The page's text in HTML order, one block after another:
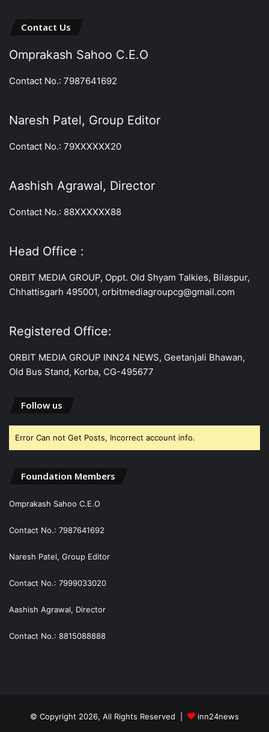
Contact Us
Omprakash Sahoo C.E.O
Contact No.: 7987641692
Naresh Patel, Group Editor
Contact No.: 79XXXXXX20
Aashish Agrawal, Director
Contact No.: 88XXXXXX88
Head Office :
ORBIT MEDIA GROUP, Oppt. Old Shyam Talkies, Bilaspur,
Chhattisgarh 495001, orbitmediagroupcg@gmail.com
Registered Office:
ORBIT MEDIA GROUP INN24 NEWS, Geetanjali Bhawan,
Old Bus Stand, Korba, CG-495677
Follow us
Error Can not Get Posts, Incorrect account info.
Foundation Members
Omprakash Sahoo C.E.O
Contact No.: 7987641692
Naresh Patel, Group Editor
Contact No.: 7999033020
Aashish Agrawal, Director
Contact No.: 8815088888
© Copyright 2026, All Rights Reserved |
inn24news